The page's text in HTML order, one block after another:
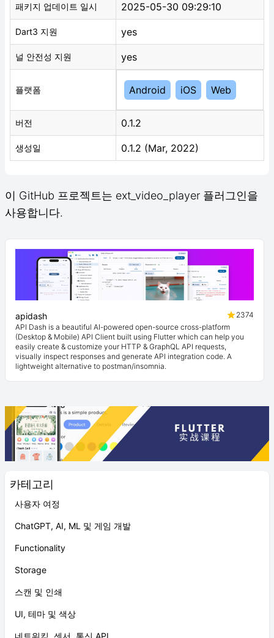
카테고리
사용자 여정
ChatGPT, AI, ML 및 게임 개발
Functionality
Storage
스캔 및 인쇄
UI, 테마 및 색상
네트워킹, 센서, 통신 API
패키지 업데이트 일시 2025-05-30 09:29:10
Dart3 지원 yes
널 안전성 지원 yes
플랫폼 Android iOS Web
버전 0.1.2
생성일 0.1.2 (Mar, 2022)
이 GitHub 프로젝트는 ext_video_player 플러그인을
사용합니다.
apidash
2374
API Dash is a beautiful AI-powered open-source cross-platform
(Desktop & Mobile) API Client built using Flutter which can help you
easily create & customize your HTTP & GraphQL API requests,
visually inspect responses and generate API integration code. A
lightweight alternative to postman/insomnia.